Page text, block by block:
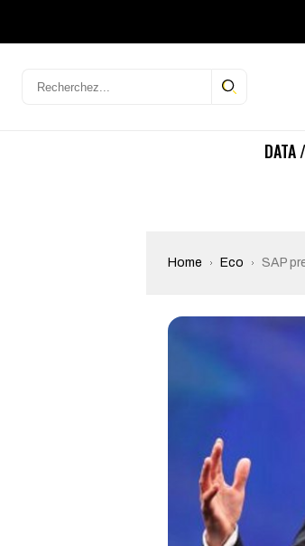
DATA
Home Eco SAP